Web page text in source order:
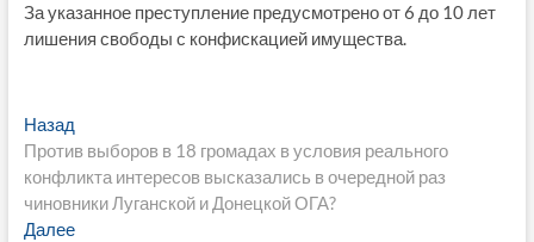
За указанное преступление предусмотрено от 6 до 10 лет
лишения свободы с конфискацией имущества.
Навигация
по
записям
НазадПредыдущая
запись:
Против выборов в 18 громадах в условия реального
конфликта интересов высказались в очередной раз
чиновники Луганской и Донецкой ОГА?
ДалееСледующая